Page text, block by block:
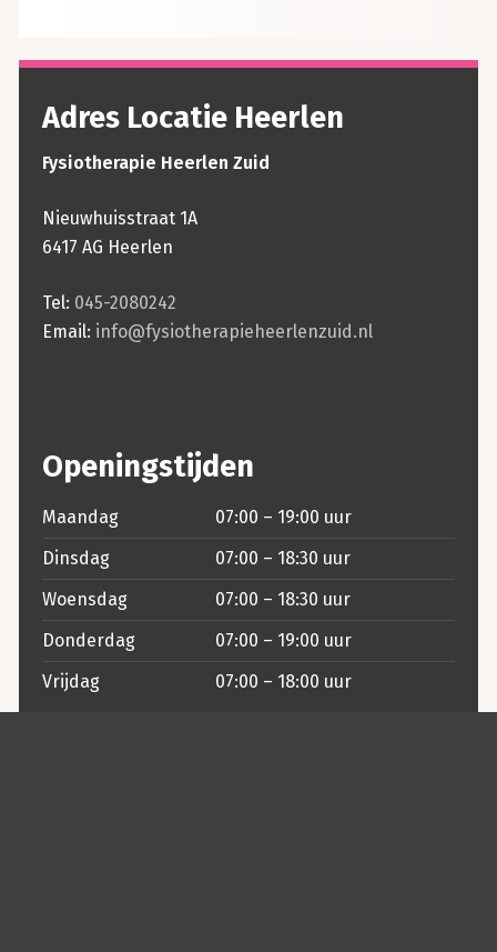
Adres Locatie Heerlen
Fysiotherapie Heerlen Zuid
Nieuwhuisstraat 1A
6417 AG Heerlen
Tel: 045-2080242
Email: info@fysiotherapieheerlenzuid.nl
Openingstijden
Maandag
07:00 – 19:00 uur
Dinsdag
07:00 – 18:30 uur
Woensdag
07:00 – 18:30 uur
Donderdag
07:00 – 19:00 uur
Vrijdag
07:00 – 18:00 uur